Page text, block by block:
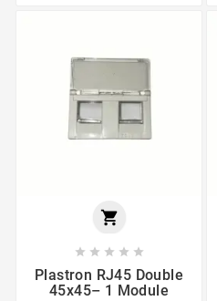

    
Plastron RJ45 Double
45x45– 1 Module